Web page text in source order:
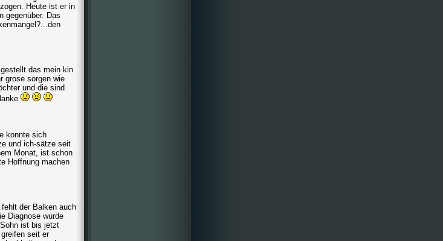
Heute ist er in
gegenüber. Das
das mein kin
grose sorgen wie
und die sind
konnte sich
und ich-sätze seit
Monat, ist schon
Hoffnung machen
der Balken auch
Diagnose wurde
ist bis jetzt
seit er